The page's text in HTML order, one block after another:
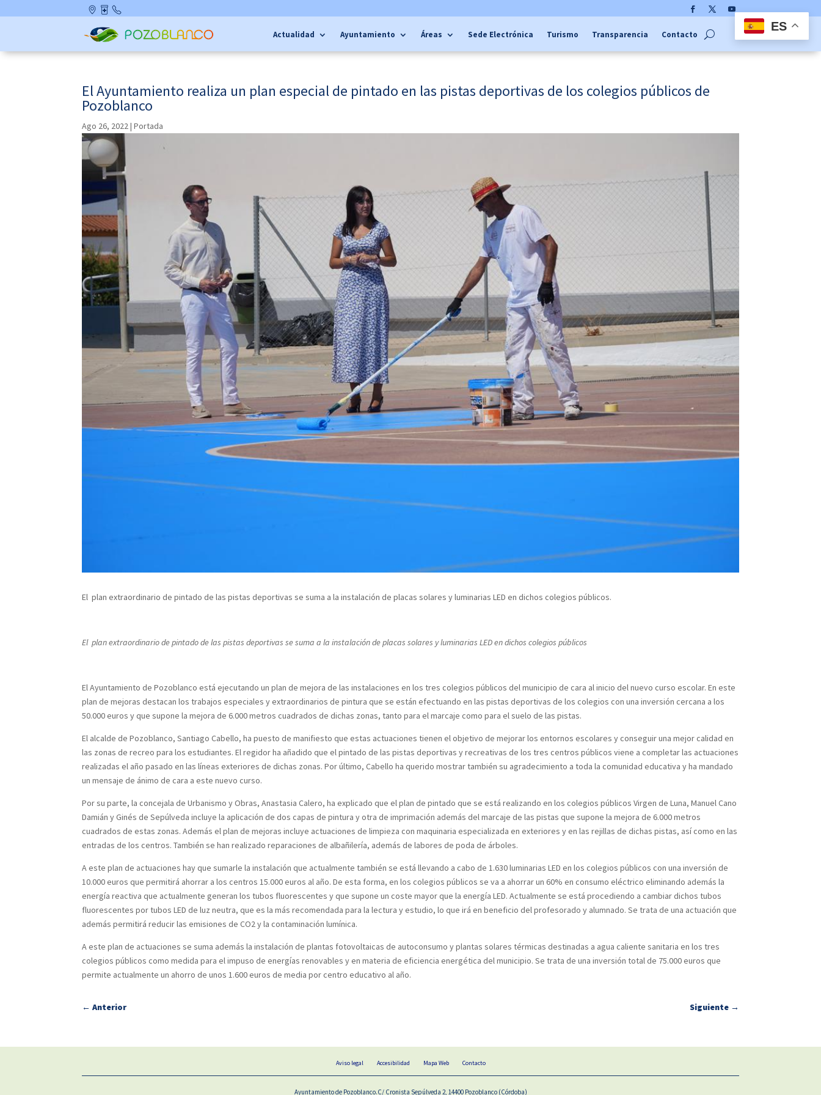
to
Ubicació
n
Farmaci
as de
Contact
o
YouTube
Actualidad
Ayuntamiento Áreas Sede Electrónica Turismo Transparencia Contacto
El Ayuntamiento realiza un plan especial de pintado en las pistas deportivas de los colegios públicos de
Pozoblanco
Ago 26, 2022|Portada
El plan extraordinario de pintado de las pistas deportivas se suma a la instalación de placas solares y luminarias LED en dichos colegios públicos.
El plan extraordinario de pintado de las pistas deportivas se suma a la instalación de placas solares y luminarias LED en dichos colegios públicos
El Ayuntamiento de Pozoblanco está ejecutando un plan de mejora de las instalaciones en los tres colegios públicos del municipio de cara al inicio del nuevo curso escolar. En este
plan de mejoras destacan los trabajos especiales y extraordinarios de pintura que se están efectuando en las pistas deportivas de los colegios con una inversión cercana a los
50.000 euros y que supone la mejora de 6.000 metros cuadrados de dichas zonas, tanto para el marcaje como para el suelo de las pistas.
El alcalde de Pozoblanco, Santiago Cabello, ha puesto de manifiesto que estas actuaciones tienen el objetivo de mejorar los entornos escolares y conseguir una mejor calidad en
las zonas de recreo para los estudiantes. El regidor ha añadido que el pintado de las pistas deportivas y recreativas de los tres centros públicos viene a completar las actuaciones
realizadas el año pasado en las líneas exteriores de dichas zonas. Por último, Cabello ha querido mostrar también su agradecimiento a toda la comunidad educativa y ha mandado
un mensaje de ánimo de cara a este nuevo curso.
Por su parte, la concejala de Urbanismo y Obras, Anastasia Calero, ha explicado que el plan de pintado que se está realizando en los colegios públicos Virgen de Luna, Manuel Cano
Damián y Ginés de Sepúlveda incluye la aplicación de dos capas de pintura y otra de imprimación además del marcaje de las pistas que supone la mejora de 6.000 metros
cuadrados de estas zonas. Además el plan de mejoras incluye actuaciones de limpieza con maquinaria especializada en exteriores y en las rejillas de dichas pistas, así como en las
entradas de los centros. También se han realizado reparaciones de albañilería, además de labores de poda de árboles.
A este plan de actuaciones hay que sumarle la instalación que actualmente también se está llevando a cabo de 1.630 luminarias LED en los colegios públicos con una inversión de
10.000 euros que permitirá ahorrar a los centros 15.000 euros al año. De esta forma, en los colegios públicos se va a ahorrar un 60% en consumo eléctrico eliminando además la
energía reactiva que actualmente generan los tubos fluorescentes y que supone un coste mayor que la energía LED. Actualmente se está procediendo a cambiar dichos tubos
fluorescentes por tubos LED de luz neutra, que es la más recomendada para la lectura y estudio, lo que irá en beneficio del profesorado y alumnado. Se trata de una actuación que
además permitirá reducir las emisiones de CO2 y la contaminación lumínica.
A este plan de actuaciones se suma además la instalación de plantas fotovoltaicas de autoconsumo y plantas solares térmicas destinadas a agua caliente sanitaria en los tres
colegios públicos como medida para el impuso de energías renovables y en materia de eficiencia energética del municipio. Se trata de una inversión total de 75.000 euros que
permite actualmente un ahorro de unos 1.600 euros de media por centro educativo al año.
←Anterior Siguiente→
Aviso legal Accesibilidad Mapa Web Contacto
Ayuntamiento de Pozoblanco.C/ Cronista Sepúlveda 2, 14400 Pozoblanco (Córdoba)
ES